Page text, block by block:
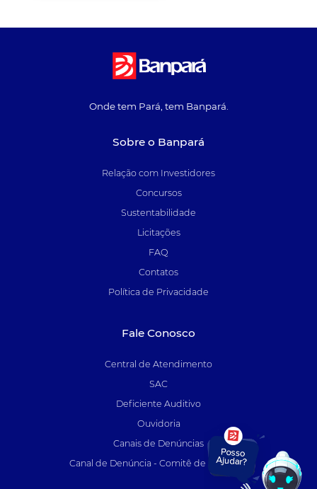
Onde tem Pará, tem Banpará.
Sobre o Banpará
Relação com Investidores
Concursos
Sustentabilidade
Licitações
FAQ
Contatos
Política de Privacidade
Fale Conosco
Central de Atendimento
SAC
Deficiente Auditivo
Ouvidoria
Canais de Denúncias
Canal de Denúncia - Comitê de Auditoria